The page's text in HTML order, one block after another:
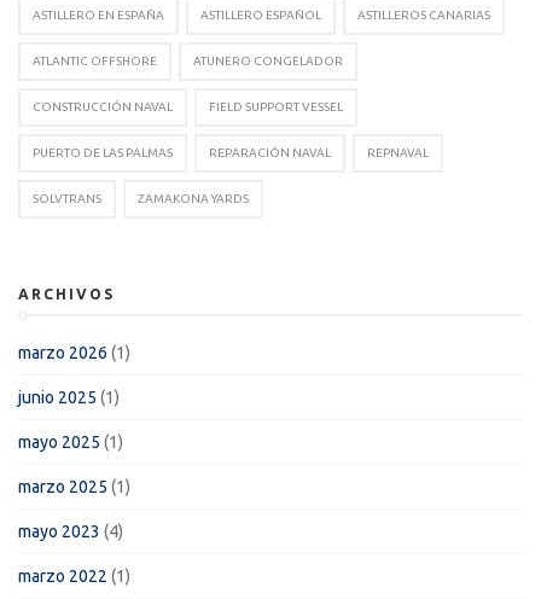
ASTILLERO EN ESPAÑA ASTILLERO ESPAÑOL ASTILLEROS CANARIAS
ATLANTIC OFFSHORE ATUNERO CONGELADOR
CONSTRUCCIÓN NAVAL FIELD SUPPORT VESSEL
PUERTO DE LAS PALMAS REPARACIÓN NAVAL REPNAVAL
SOLVTRANS ZAMAKONA YARDS
ARCHIVOS
marzo 2026 (1)
junio 2025 (1)
mayo 2025 (1)
marzo 2025 (1)
mayo 2023 (4)
marzo 2022 (1)